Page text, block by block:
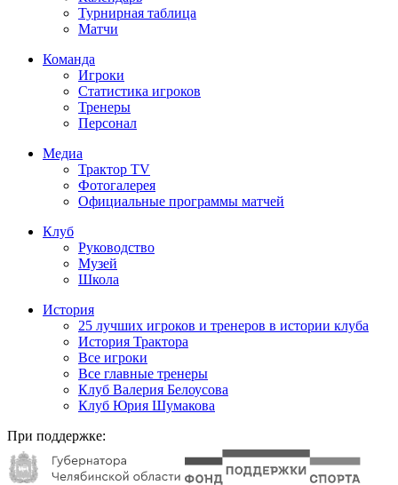
Турнирная таблица
Матчи
Команда
Игроки
Статистика игроков
Тренеры
Персонал
Медиа
Трактор TV
Фотогалерея
Официальные программы матчей
Клуб
Руководство
Музей
Школа
История
25 лучших игроков и тренеров в истории клуба
История Трактора
Все игроки
Все главные тренеры
Клуб Валерия Белоусова
Клуб Юрия Шумакова
При поддержке: